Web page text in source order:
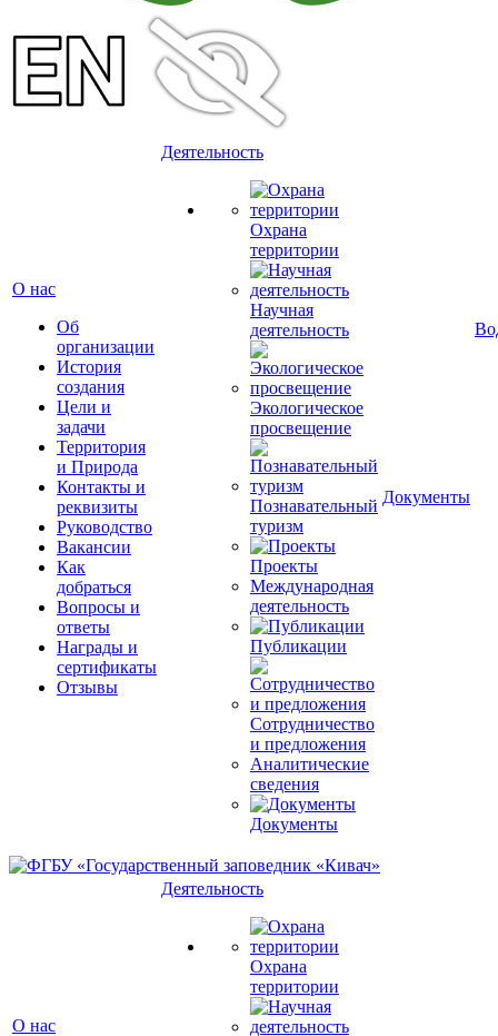
О нас
Об
организации
История
создания
Цели и
задачи
Территория
и Природа
Контакты и
реквизиты
Руководство
Вакансии
Как
добраться
Вопросы и
ответы
Награды и
сертификаты
Отзывы
Деятельность
Охрана
территории
Научная
деятельность
Экологическое
просвещение
Познавательный
туризм
Проекты
Международная
деятельность
Публикации
Сотрудничество
и предложения
Аналитические
сведения
Документы
Документы
О нас
Деятельность
Охрана
территории